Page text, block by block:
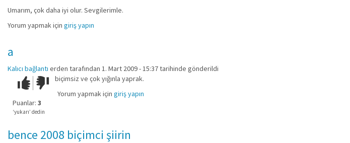
Umarım, çok daha iyi olur. Sevgilerimle.
Yorum yapmak için giriş yapın
a
Kalıcı bağlantı erden tarafından 1. Mart 2009 - 15:37 tarihinde gönderildi
Çok iyi!O
kadar
iyi
değil!
Puanlar: 3
‘yukarı’ dedin
biçimsiz ve çok yığınla yaprak.
Yorum yapmak için giriş yapın
bence 2008 biçimci şiirin